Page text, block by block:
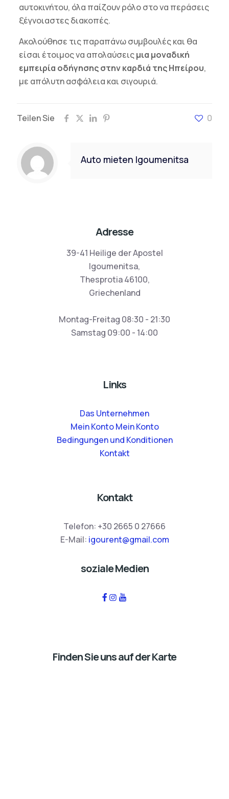
αυτοκινήτου, όλα παίζουν ρόλο στο να περάσεις
ξέγνοιαστες διακοπές.
Ακολούθησε τις παραπάνω συμβουλές και θα
είσαι έτοιμος να απολαύσειςμια μοναδική
εμπειρία οδήγησης στην καρδιά της Ηπείρου,
με απόλυτη ασφάλεια και σιγουριά.
Teilen Sie 0
Auto mieten Igoumenitsa
Adresse
39-41 Heilige der Apostel
Igoumenitsa,
Thesprotia 46100,
Griechenland
Montag-Freitag 08:30 - 21:30
Samstag 09:00 - 14:00
Links
Das Unternehmen
Mein Konto Mein Konto
Bedingungen und Konditionen
Kontakt
Kontakt
Telefon: +30 2665 0 27666
E-Mail: igourent@gmail.com
soziale Medien
Finden Sie uns auf der Karte